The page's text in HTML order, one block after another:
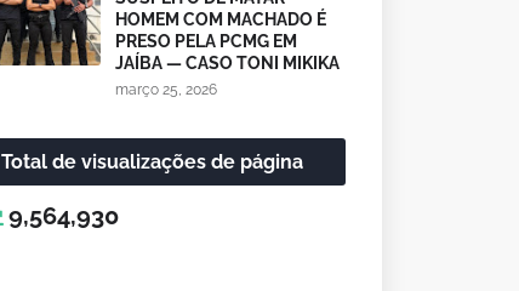
HOMEM COM MACHADO É
PRESO PELA PCMG EM
JAÍBA — CASO TONI MIKIKA
março 25, 2026
Total de visualizações de página
9,564,930